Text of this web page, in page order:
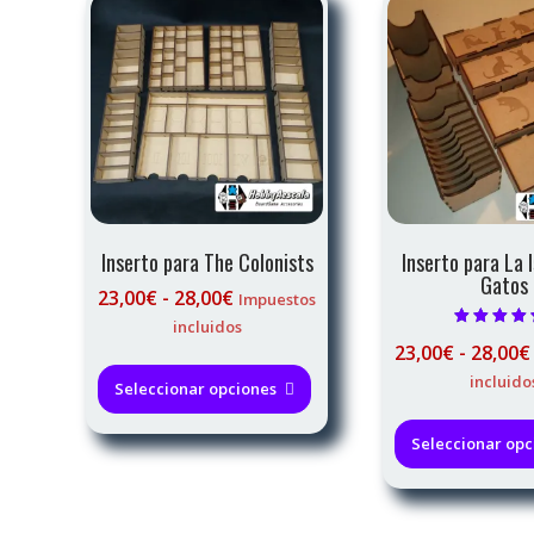
Inserto para The Colonists
23,00€ - 28,00€Rango
de
23,00€
hasta
28,00€
Impuestos
incluidos
Seleccionar opciones
tiene
múltiples
Inserto para La
Gatos
5.00
de 5
23,00€ - 28,00€
Seleccionar